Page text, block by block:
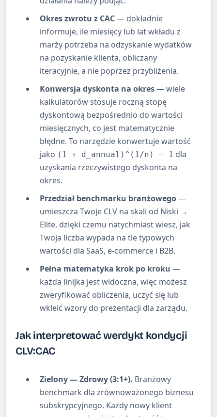
Okres zwrotu z CAC— dokładnie
informuje, ile miesięcy lub lat wkładu z
marży potrzeba na odzyskanie wydatków
na pozyskanie klienta, obliczany
iteracyjnie, a nie poprzez przybliżenia.
Konwersja dyskonta na okres— wiele
kalkulatorów stosuje roczną stopę
dyskontową bezpośrednio do wartości
miesięcznych, co jest matematycznie
błędne. To narzędzie konwertuje wartość
jako (1 + d_annual)^(1/n) − 1 dla
uzyskania rzeczywistego dyskonta na
okres.
Przedział benchmarku branżowego—
umieszcza Twoje CLV na skali od Niski →
Elite, dzięki czemu natychmiast wiesz, jak
Twoja liczba wypada na tle typowych
wartości dla SaaS, e-commerce i B2B.
Pełna matematyka krok po kroku —
każda linijka jest widoczna, więc możesz
zweryfikować obliczenia, uczyć się lub
wkleić wzory do prezentacji dla zarządu.
Jak interpretować werdykt kondycji
CLV:CAC
Zielony — Zdrowy (3:1+). Branżowy
benchmark dla zrównoważonego biznesu
subskrypcyjnego. Każdy nowy klient